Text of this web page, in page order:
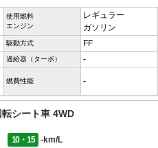
使用燃料
エンジン
レギュラー
ガソリン
駆動方式 FF
過給器（ターボ） -
燃費性能 -
シート車 4WD
10・15
-km/L